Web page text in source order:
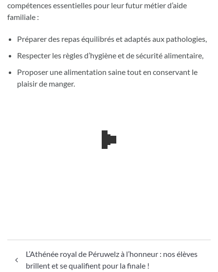
compétences essentielles pour leur futur métier d’aide
familiale :
Préparer des repas équilibrés et adaptés aux pathologies,
Respecter les règles d’hygiène et de sécurité alimentaire,
Proposer une alimentation saine tout en conservant le
plaisir de manger.
L’Athénée royal de Péruwelz à l’honneur : nos élèves
brillent et se qualifient pour la finale !